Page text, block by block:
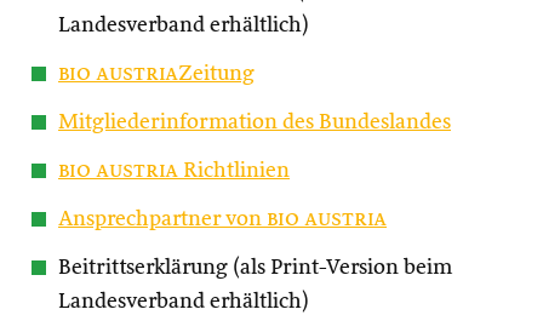
Landesverband erhältlich)
bio austriaZeitung
Mitgliederinformation des Bundeslandes
bio austria Richtlinien
Ansprechpartner von bio austria
Beitrittserklärung (als Print-Version beim
Landesverband erhältlich)